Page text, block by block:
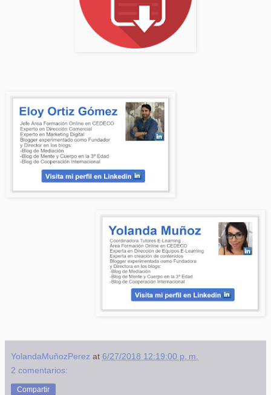
YolandaMuñozPerez at 6/27/2018 12:19:00 p. m.
2 comentarios:
Compartir